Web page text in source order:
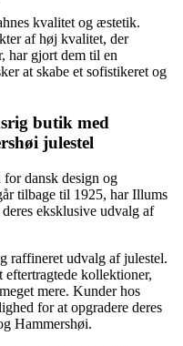
kvalitet og æstetik.
af høj kvalitet, der
har gjort dem til en
at skabe et sofistikeret og
butik med
julestel
dansk design og
tilbage til 1925, har Illums
eksklusive udvalg af
raffineret udvalg af julestel.
eftertragtede kollektioner,
mere. Kunder hos
for at opgradere deres
Hammershøi.